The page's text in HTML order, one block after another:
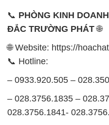
📞 PHÒNG KINH
ĐẮC TRƯỜNG PHÁT🌐
🌐 Website: https://
📞 Hotline:
– 0933.920.505 –
– 028.3756.1835 –
028.3756.1841-